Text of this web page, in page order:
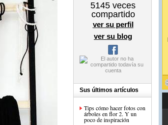
5145 veces
compartido
ver su perfil
ver su blog
Sus últimos artículos
Tips cómo hacer fotos con
árboles en flor 2. Y un
poco de inspiración